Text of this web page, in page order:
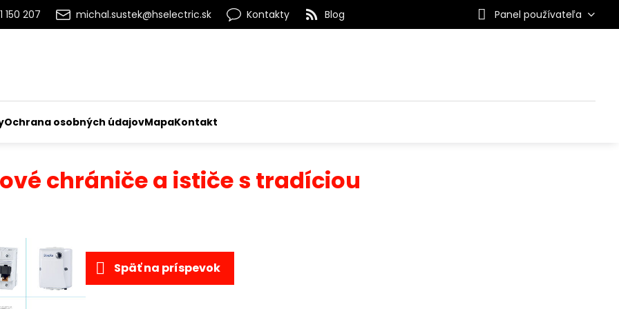
150 207 michal.sustek@hselectric.sk Kontakty Blog Panel používateľa
Ochrana osobných údajovMapaKontakt
chrániče a ističe s tradíciou
Späť na príspevok